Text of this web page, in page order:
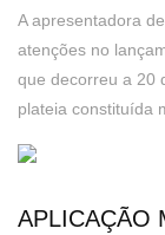
A apresentadora
atenções no
que decorreu a 20
plateia constituída
APLICAÇÃO